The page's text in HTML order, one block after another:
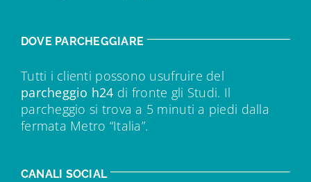
DOVE PARCHEGGIARE
Tutti i clienti possono usufruire del
parcheggio h24 di fronte gli Studi. Il
parcheggio si trova a 5 minuti a piedi dalla
fermata Metro “Italia”.
CANALI SOCIAL